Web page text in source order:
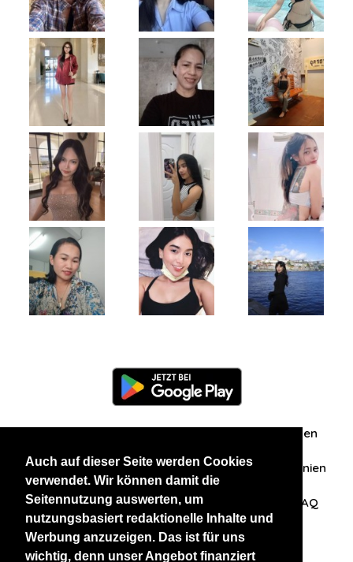
Auch auf dieser Seite werden Cookies
verwendet. Wir können damit die
Seitennutzung auswerten, um
nutzungsbasiert redaktionelle Inhalte und
Werbung anzuzeigen. Das ist für uns
wichtig, denn unser Angebot finanziert
Zuschriften/Erfahrungen
Datenschutzerklärung AGB Datenschutzrichtlinien
Nehmen Sie Kontakt mit uns auf FAQ
Unsere anderen Websites